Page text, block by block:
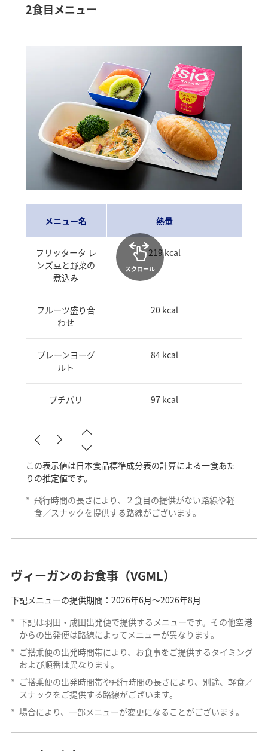
2食目メニュー
メニュー名 熱量
フリッタータ レ
ンズ豆と野菜の
煮込み
219 kcal
フルーツ盛り合
わせ
20 kcal
プレーンヨーグ
ルト
84 kcal
プチパリ 97 kcal
スクロール
この表示値は日本食品標準成分表の計算による一食あた
りの推定値です。
* 飛行時間の長さにより、２食目の提供がない路線や軽
食／スナックを提供する路線がございます。
ヴィーガンのお食事（VGML）
下記メニューの提供期間：2026年6月～2026年8月
* 下記は羽田・成田出発便で提供するメニューです。その他空港
からの出発便は路線によってメニューが異なります。
* ご搭乗便の出発時間帯により、お食事をご提供するタイミング
および順番は異なります。
* ご搭乗便の出発時間帯や飛行時間の長さにより、別途、軽食／
スナックをご提供する路線がございます。
* 場合により、一部メニューが変更になることがございます。